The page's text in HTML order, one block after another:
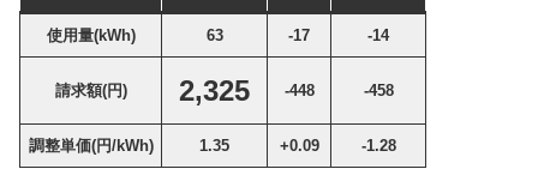
使用量(kWh) 63 -17 -14
請求額(円) 2,325 -448 -458
調整単価(円/kWh) 1.35 +0.09 -1.28